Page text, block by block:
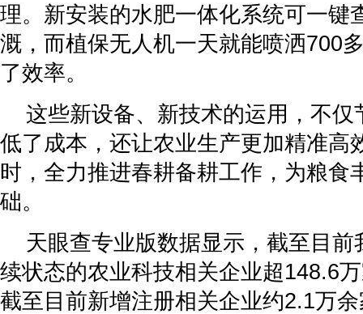
理。新安装的水肥一体化系统可一键
溉，而植保无人机一天就能喷洒700
了效率。
这些新设备、新技术的运用，不仅
低了成本，还让农业生产更加精准高
时，全力推进春耕备耕工作，为粮食
础。
天眼查专业版数据显示，截至目
续状态的农业科技相关企业超148.6
截至目前新增注册相关企业约2.1万